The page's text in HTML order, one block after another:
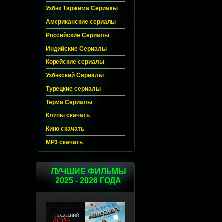
Узбек Таржима Сериалы
Американские сериалы
Российские Сериалы
Индийские Сериалы
Корейские сериалы
Узбекский Сериалы
Турецкие сериалы
Терма Сериалы
Клипы скачать
Кино скачать
MP3 скачать
ЛУЧШИЕ ФИЛЬМЫ
2025 - 2026 ГОДА